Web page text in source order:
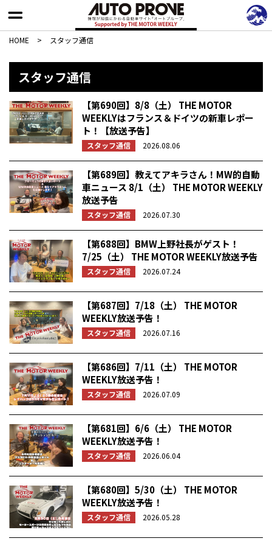
HOME > スタッフ通信
スタッフ通信
【第690回】8/8（土） THE MOTOR
WEEKLYはフランス＆ドイツの新車レポー
ト！【放送予告】
スタッフ通信 2026.08.06
【第689回】教えてアキラさん！MW的自動
車ニュース 8/1（土） THE MOTOR WEEKLY
放送予告
スタッフ通信 2026.07.30
【第688回】BMW上野社長がゲスト！
7/25（土） THE MOTOR WEEKLY放送予告
スタッフ通信 2026.07.24
【第687回】7/18（土） THE MOTOR
WEEKLY放送予告！
スタッフ通信 2026.07.16
【第686回】7/11（土） THE MOTOR
WEEKLY放送予告！
スタッフ通信 2026.07.09
【第681回】6/6（土） THE MOTOR
WEEKLY放送予告！
スタッフ通信 2026.06.04
【第680回】5/30（土） THE MOTOR
WEEKLY放送予告！
スタッフ通信 2026.05.28